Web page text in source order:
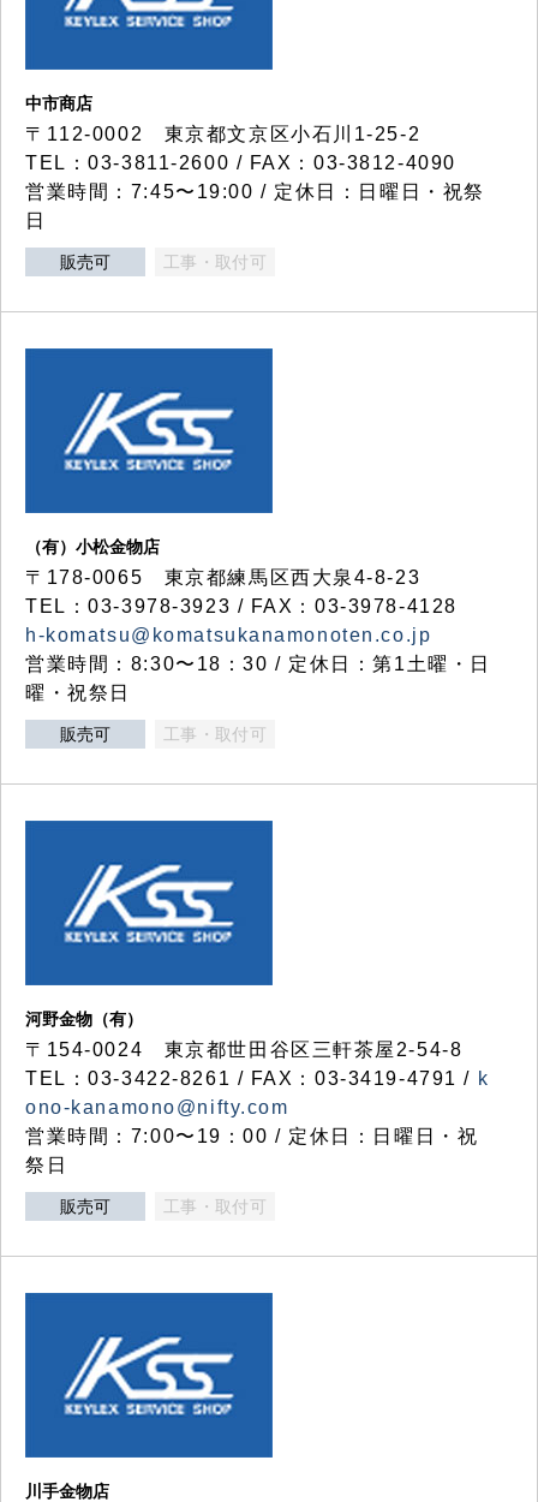
中市商店
〒112-0002 東京都文京区小石川1-25-2
TEL：03-3811-2600 / FAX：03-3812-4090
営業時間：7:45〜19:00 / 定休日：日曜日・祝祭
日
販売可 工事・取付可
（有）小松金物店
〒178-0065 東京都練馬区西大泉4-8-23
TEL：03-3978-3923 / FAX：03-3978-4128
h-komatsu@komatsukanamonoten.co.jp
営業時間：8:30〜18：30 / 定休日：第1土曜・日
曜・祝祭日
販売可 工事・取付可
河野金物（有）
〒154-0024 東京都世田谷区三軒茶屋2-54-8
TEL：03-3422-8261 / FAX：03-3419-4791 / k
ono-kanamono@nifty.com
営業時間：7:00〜19：00 / 定休日：日曜日・祝
祭日
販売可 工事・取付可
川手金物店